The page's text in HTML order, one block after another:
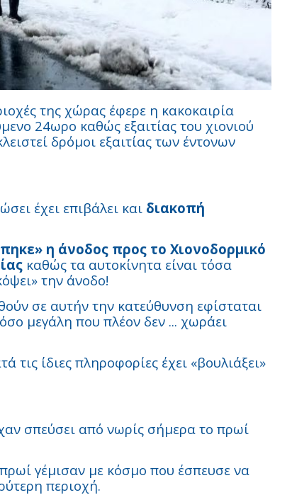
της χώρας έφερε η κακοκαιρία
24ωρο καθώς εξαιτίας του χιονιού
δρόμοι εξαιτίας των έντονων
έχει επιβάλει και διακοπή
η άνοδος προς το Χιονοδορμικό
καθώς τα αυτοκίνητα είναι τόσα
την άνοδο!
σε αυτήν την κατεύθυνση εφίσταται
μεγάλη που πλέον δεν ... χωράει
ίδιες πληροφορίες έχει «βουλιάξει»
σπεύσει από νωρίς σήμερα το πρωί
γέμισαν με κόσμο που έσπευσε να
περιοχή.